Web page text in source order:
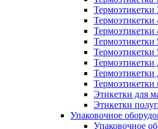
Термоэтикетки
Термоэтикетки
Термоэтикетки
Термоэтикетки
Термоэтикетки
Термоэтикетки
Этикетки для
Этикетки
Упаковочное
Упаковочное